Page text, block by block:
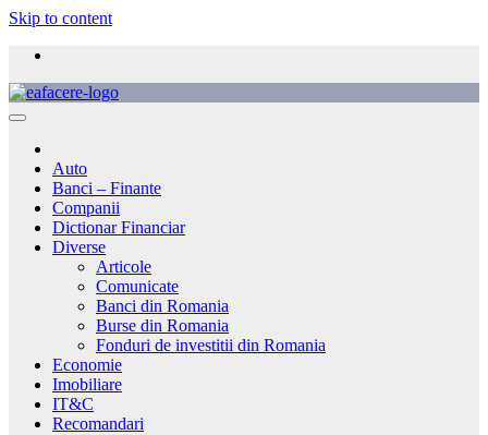
Skip to content
Auto
Banci – Finante
Companii
Dictionar Financiar
Diverse
Articole
Comunicate
Banci din Romania
Burse din Romania
Fonduri de investitii din Romania
Economie
Imobiliare
IT&C
Recomandari